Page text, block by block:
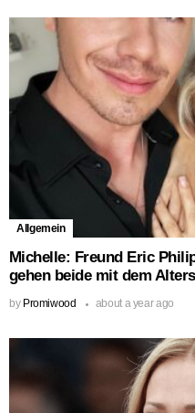
Allgemein
Michelle: Freund Eric
gehen beide mit dem
by Promiwood about a year ago